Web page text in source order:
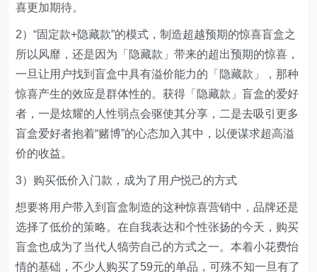
喜更加期待。
2）“固定款+隐藏款”的模式，制造超越预期的惊喜盲盒之
所以风靡，还是因为「隐藏款」带来的超出预期的惊喜，
一旦让用户找到盲盒中具有溢价能力的「隐藏款」，那种
惊喜产生的效应是群体性的。获得「隐藏款」盲盒的爱好
者，一是炫耀的人性弱点会驱使其分享，二是去吸引更多
盲盒爱好者抱着“赌博”的心态加入其中，以便谋求超高溢
价的收益。
3）购买低价入门款，成为了用户悦己的方式
想要将用户带入到盲盒制造的这种惊喜营销中，品牌还是
选择了低价的策略。在自我表达和个性张扬的今天，购买
盲盒也成为了当代人犒劳自己的方式之一。本着小花费怡
情的基础，不少人购买了59元的单品，可殊不知一旦有了